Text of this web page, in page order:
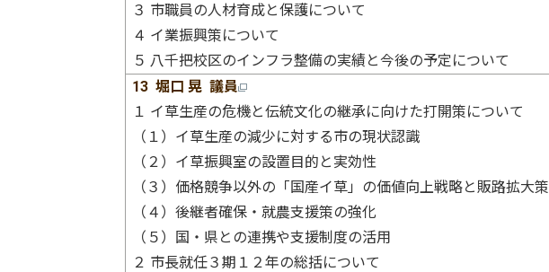
３ 市職員の人材育成と保護について
４ イ業振興策について
５ 八千把校区のインフラ整備の実績と今後の予定について
13 堀口 晃 議員
１ イ草生産の危機と伝統文化の継承に向けた打開策について
（１）イ草生産の減少に対する市の現状認識
（２）イ草振興室の設置目的と実効性
（３）価格競争以外の「国産イ草」の価値向上戦略と販路拡大策
（４）後継者確保・就農支援策の強化
（５）国・県との連携や支援制度の活用
２ 市長就任３期１２年の総括について